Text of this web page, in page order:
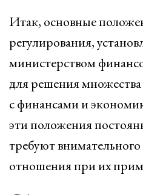
Итак, основные
регулирования,
министерством
для решения
с финансами и
эти положения
требуют внимательного
отношения при их